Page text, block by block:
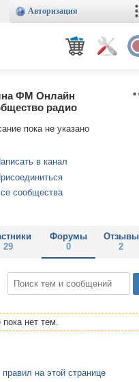
Авторизация
ФМ Онлайн
радио
пока не указано
в канал
сообщества
29
Форумы
0
Отзывы
2
нет тем.
на этой странице